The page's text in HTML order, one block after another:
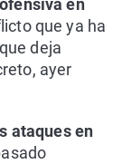
en
que ya ha
deja
ayer
ataques en